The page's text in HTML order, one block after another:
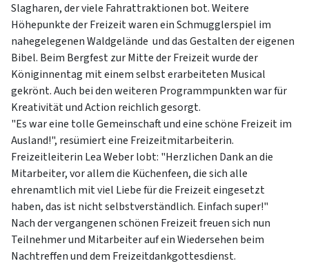
Slagharen, der viele Fahrattraktionen bot. Weitere
Höhepunkte der Freizeit waren ein Schmugglerspiel im
nahegelegenen Waldgelände und das Gestalten der eigenen
Bibel. Beim Bergfest zur Mitte der Freizeit wurde der
Königinnentag mit einem selbst erarbeiteten Musical
gekrönt. Auch bei den weiteren Programmpunkten war für
Kreativität und Action reichlich gesorgt.
"Es war eine tolle Gemeinschaft und eine schöne Freizeit im
Ausland!", resümiert eine Freizeitmitarbeiterin.
Freizeitleiterin Lea Weber lobt: "Herzlichen Dank an die
Mitarbeiter, vor allem die Küchenfeen, die sich alle
ehrenamtlich mit viel Liebe für die Freizeit eingesetzt
haben, das ist nicht selbstverständlich. Einfach super!"
Nach der vergangenen schönen Freizeit freuen sich nun
Teilnehmer und Mitarbeiter auf ein Wiedersehen beim
Nachtreffen und dem Freizeitdankgottesdienst.